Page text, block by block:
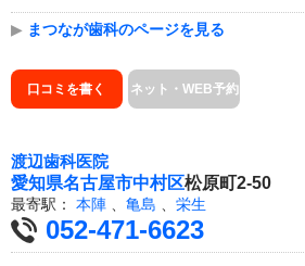
▶ まつなが歯科のページを見る
口コミを書く ネット・WEB予約
渡辺歯科医院
愛知県名古屋市中村区松原町2-50
最寄駅： 本陣 亀島 栄生
052-471-6623